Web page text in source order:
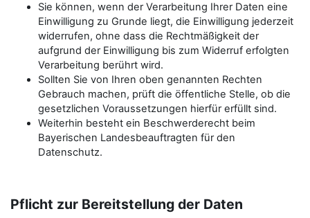
Sie können, wenn der Verarbeitung Ihrer Daten eine
Einwilligung zu Grunde liegt, die Einwilligung jederzeit
widerrufen, ohne dass die Rechtmäßigkeit der
aufgrund der Einwilligung bis zum Widerruf erfolgten
Verarbeitung berührt wird.
Sollten Sie von Ihren oben genannten Rechten
Gebrauch machen, prüft die öffentliche Stelle, ob die
gesetzlichen Voraussetzungen hierfür erfüllt sind.
Weiterhin besteht ein Beschwerderecht beim
Bayerischen Landesbeauftragten für den
Datenschutz.
Pflicht zur Bereitstellung der Daten